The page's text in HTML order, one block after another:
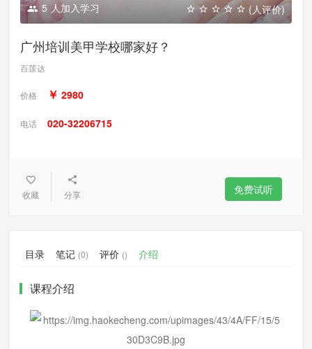
5 人加入学习 (人评价)
广州培训美甲学校哪家好？
百莲达
价格 ￥ 2980
电话 020-32206715
收藏 分享 免费试听
目录 笔记 (0) 评价 () 介绍
课程介绍